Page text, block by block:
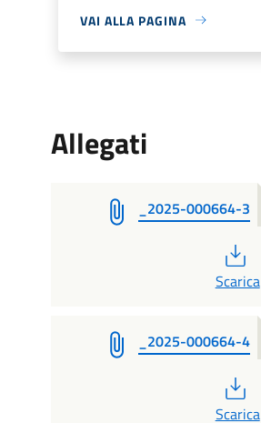
VAI ALLA PAGINA
Allegati
_2025-000664-3
Scarica
_2025-000664-4
Scarica